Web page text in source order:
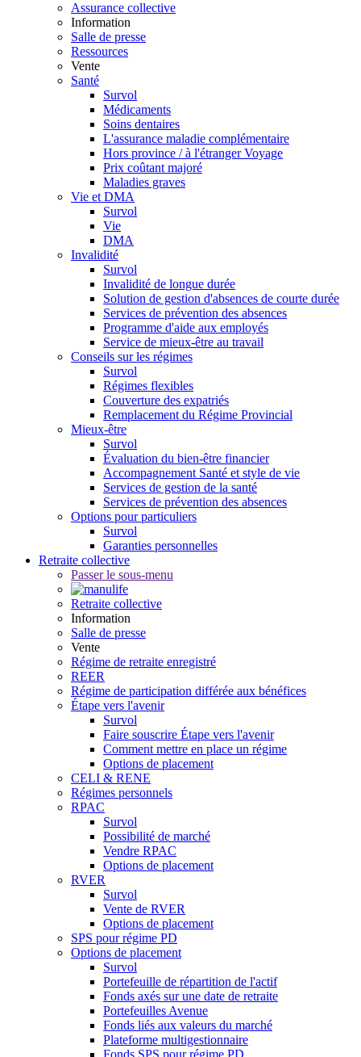
Assurance collective
Information
Salle de presse
Ressources
Vente
Santé
Survol
Médicaments
Soins dentaires
L'assurance maladie complémentaire
Hors province / à l'étranger Voyage
Prix coûtant majoré
Maladies graves
Vie et DMA
Survol
Vie
DMA
Invalidité
Survol
Invalidité de longue durée
Solution de gestion d'absences de courte durée
Services de prévention des absences
Programme d'aide aux employés
Service de mieux-être au travail
Conseils sur les régimes
Survol
Régimes flexibles
Couverture des expatriés
Remplacement du Régime Provincial
Mieux-être
Survol
Évaluation du bien-être financier
Accompagnement Santé et style de vie
Services de gestion de la santé
Services de prévention des absences
Options pour particuliers
Survol
Garanties personnelles
Retraite collective
Passer le sous-menu
Retraite collective
Information
Salle de presse
Vente
Régime de retraite enregistré
REER
Régime de participation différée aux bénéfices
Étape vers l'avenir
Survol
Faire souscrire Étape vers l'avenir
Comment mettre en place un régime
Options de placement
CELI & RENE
Régimes personnels
RPAC
Survol
Possibilité de marché
Vendre RPAC
Options de placement
RVER
Survol
Vente de RVER
Options de placement
SPS pour régime PD
Options de placement
Survol
Portefeuille de répartition de l'actif
Fonds axés sur une date de retraite
Portefeuilles Avenue
Fonds liés aux valeurs du marché
Plateforme multigestionnaire
Fonds SPS pour régime PD